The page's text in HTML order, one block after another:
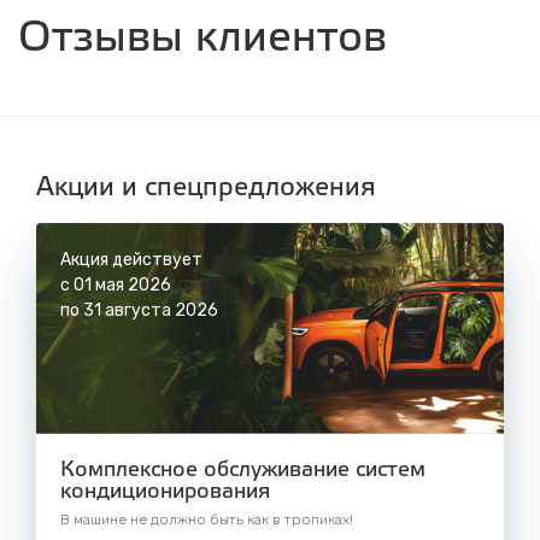
с 8.00 до 22.30, без выходных
Отзывы клиентов
Акции и спецпредложения
Акция действует
с 01 мая 2026
по 31 августа 2026
Комплексное обслуживание систем
кондиционирования
В машине не должно быть как в тропиках!